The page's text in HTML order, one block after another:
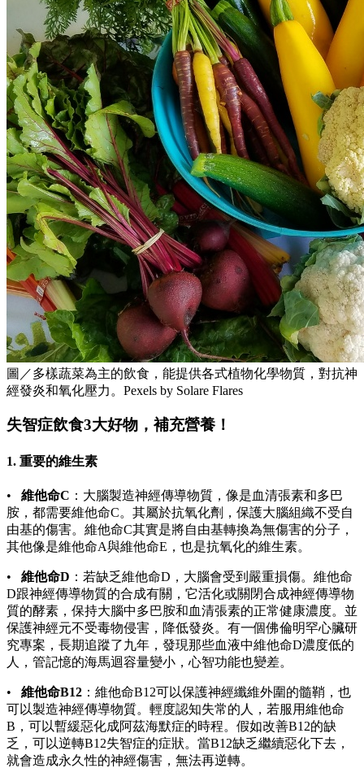
圖／多樣蔬菜為主的飲食，能提供各式植物化學物質，對抗神
經發炎和氧化壓力。Pexels by Solare Flares
失智症飲食3大好物，補充營養！
1. 重要的維生素
• 維他命C ：大腦製造神經傳導物質，像是血清張素和多巴
胺，都需要維他命C。其屬於抗氧化劑，保護大腦組織不受自
由基的傷害。維他命C其實是將自由基轉換為無傷害的分子，
其他像是維他命A與維他命E，也是抗氧化的維生素。
• 維他命D ：若缺乏維他命D，大腦會受到嚴重損傷。維他命
D跟神經傳導物質的合成有關，它活化或關閉合成神經傳導物
質的酵素，保持大腦中多巴胺和血清張素的正常健康濃度。並
保護神經元不受毒物侵害，降低發炎。有一個佛倫明罕心臟研
究專案，長期追蹤了九年，發現那些血液中維他命D濃度低的
人，管記憶的海馬迴容量變小，心智功能也變差。
• 維他命B12 ：維他命B12可以保護神經纖維外圍的髓鞘，也
可以製造神經傳導物質。輕度認知失常的人，若服用維他命
B，可以暫緩惡化成阿茲海默症的時程。假如改善B12的缺
乏，可以逆轉B12失智症的症狀。當B12缺乏繼續惡化下去，
就會造成永久性的神經傷害，無法再逆轉。